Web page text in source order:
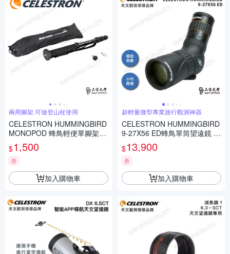
兩用腳架,可做登山杖使用
CELESTRON HUMMINGBIRD
MONOPOD 蜂鳥輕便單腳架
(台灣總代理上宸公司貨)
$1,500
券
加入購物車
超輕量微型專業旅行觀測神器
CELESTRON HUMMINGBIRD
9-27X56 ED蜂鳥單筒望遠鏡 -
上宸光學台灣總代理
$13,900
券
加入購物車